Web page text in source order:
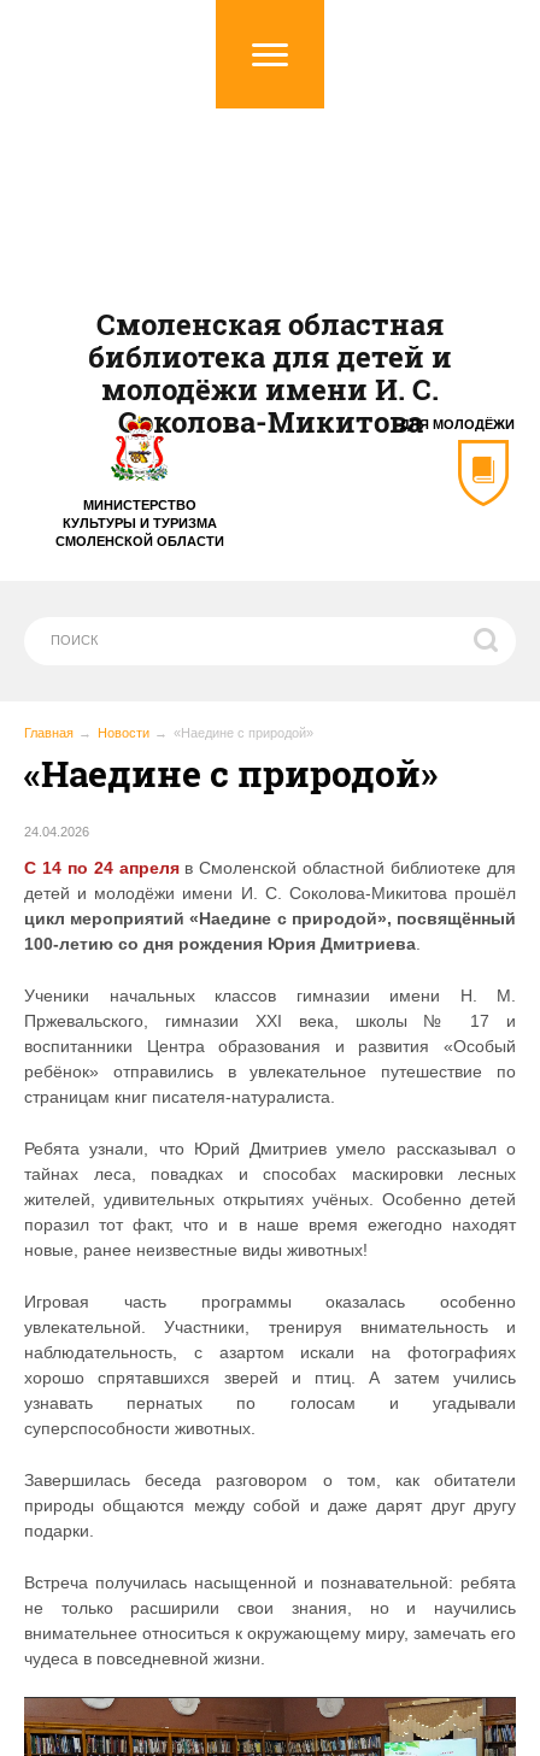
МИНИСТЕРСТВО
КУЛЬТУРЫ И ТУРИЗМА
СМОЛЕНСКОЙ ОБЛАСТИ
ДЛЯ МОЛОДЁЖИ
Смоленская областная
библиотека для детей и
молодёжи имени И. С.
Соколова-Микитова
Главная Новости «Наедине с природой»
«Наедине с природой»
24.04.2026
С 14 по 24 апреляв Смоленской областной библиотеке для
детей и молодёжи имени И. С. Соколова-Микитова прошёл
цикл мероприятий «Наедине с природой», посвящённый
100-летию со дня рождения Юрия Дмитриева
Ученики начальных классов гимназии имени Н. М.
Пржевальского, гимназии XXI века, школы № 17 и
воспитанники Центра образования и развития «Особый
ребёнок» отправились в увлекательное путешествие по
страницам книг писателя-натуралиста.
Ребята узнали, что Юрий Дмитриев умело рассказывал о
тайнах леса, повадках и способах маскировки лесных
жителей, удивительных открытиях учёных. Особенно детей
поразил тот факт, что и в наше время ежегодно находят
новые, ранее неизвестные виды животных!
Игровая часть программы оказалась особенно
увлекательной. Участники, тренируя внимательность и
наблюдательность, с азартом искали на фотографиях
хорошо спрятавшихся зверей и птиц. А затем учились
узнавать пернатых по голосам и угадывали
суперспособности животных.
Завершилась беседа разговором о том, как обитатели
природы общаются между собой и даже дарят друг другу
подарки.
Встреча получилась насыщенной и познавательной: ребята
не только расширили свои знания, но и научились
внимательнее относиться к окружающему миру, замечать его
чудеса в повседневной жизни.